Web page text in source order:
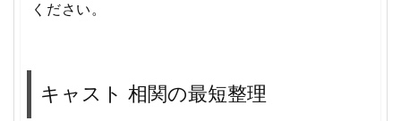
ください。
キャスト 相関の最短整理